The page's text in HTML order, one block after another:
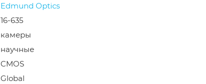
Edmund Optics
16-635
камеры
научные
CMOS
Global